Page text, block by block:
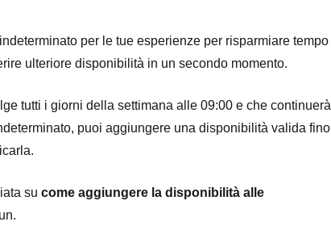
per le tue esperienze per risparmiare tempo
ulteriore disponibilità in un secondo momento.
tutti i giorni della settimana alle 09:00 e che continuerà
puoi aggiungere una disponibilità valida fino
su come aggiungere la disponibilità alle